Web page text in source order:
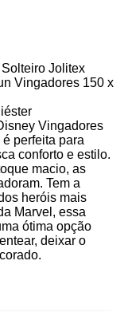
Jolitex
Vingadores 150 x
Vingadores
perfeita para
conforto e estilo.
macio, as
Tem a
heróis mais
Marvel, essa
ótima opção
deixar o